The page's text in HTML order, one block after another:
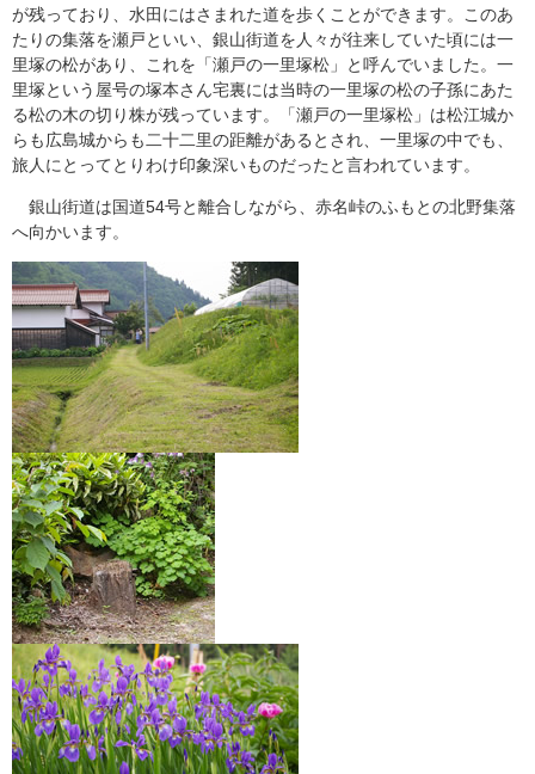
が残っており、水田にはさまれた道を歩くことができます。このあ
たりの集落を瀬戸といい、銀山街道を人々が往来していた頃には一
里塚の松があり、これを「瀬戸の一里塚松」と呼んでいました。一
里塚という屋号の塚本さん宅裏には当時の一里塚の松の子孫にあた
る松の木の切り株が残っています。「瀬戸の一里塚松」は松江城か
らも広島城からも二十二里の距離があるとされ、一里塚の中でも、
旅人にとってとりわけ印象深いものだったと言われています。
銀山街道は国道54号と離合しながら、赤名峠のふもとの北野集落
へ向かいます。